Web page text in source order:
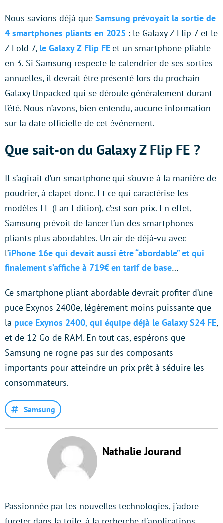
Nous savions déjà que Samsung prévoyait la sortie de
4 smartphones pliants en 2025 : le Galaxy Z Flip 7 et le
Z Fold 7, le Galaxy Z Flip FE et un smartphone pliable
en 3. Si Samsung respecte le calendrier de ses sorties
annuelles, il devrait être présenté lors du prochain
Galaxy Unpacked qui se déroule généralement durant
l’été. Nous n’avons, bien entendu, aucune information
sur la date officielle de cet événement.
Que sait-on du Galaxy Z Flip FE ?
Il s’agirait d’un smartphone qui s’ouvre à la manière de
poudrier, à clapet donc. Et ce qui caractérise les
modèles FE (Fan Edition), c’est son prix. En effet,
Samsung prévoit de lancer l’un des smartphones
pliants plus abordables. Un air de déjà-vu avec
l’iPhone 16e qui devait aussi être “abordable” et qui
finalement s’affiche à 719€ en tarif de base…
Ce smartphone pliant abordable devrait profiter d’une
puce Exynos 2400e, légèrement moins puissante que
la puce Exynos 2400, qui équipe déjà le Galaxy S24 FE,
et de 12 Go de RAM. En tout cas, espérons que
Samsung ne rogne pas sur des composants
importants pour atteindre un prix prêt à séduire les
consommateurs.
Samsung
Nathalie Jourand
Passionnée par les nouvelles technologies, j'adore